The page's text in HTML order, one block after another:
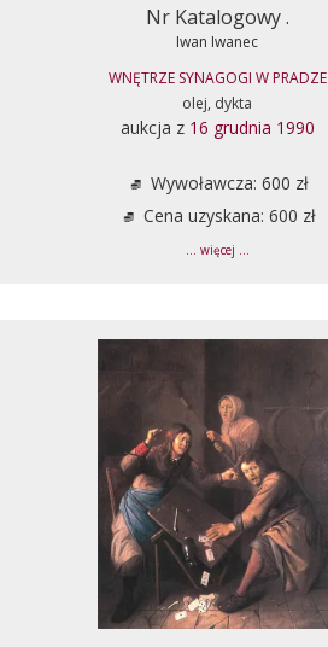
Nr Katalogowy .
Iwan Iwanec
WNĘTRZE SYNAGOGI W PRADZE
olej, dykta
aukcja z 16 grudnia 1990
Wywoławcza: 600 zł
Cena uzyskana: 600 zł
... więcej ...